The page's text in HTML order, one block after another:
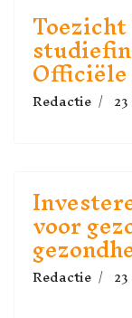
Redactie
voor
Redactie